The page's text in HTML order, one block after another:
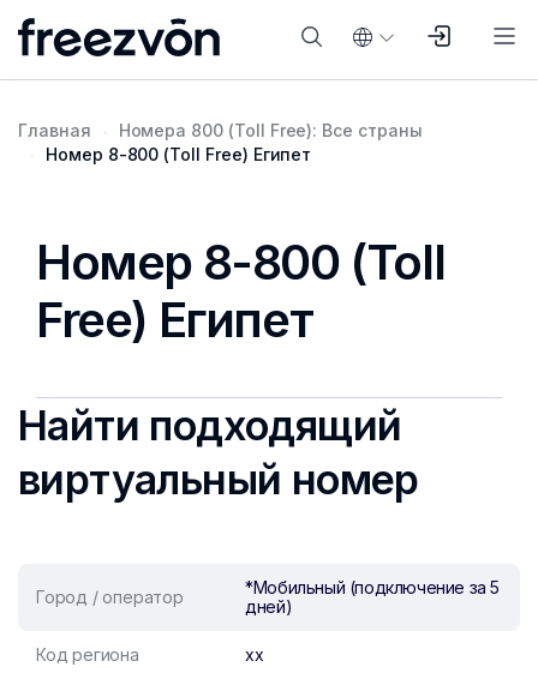
Главная
Номера 800 (Toll Free): Все страны
Номер 8-800 (Toll Free) Египет
Номер 8-800 (Toll
Free) Египет
Найти подходящий
виртуальный номер
Город / оператор
*Мобильный (подключение за 5
дней)
Код региона xx